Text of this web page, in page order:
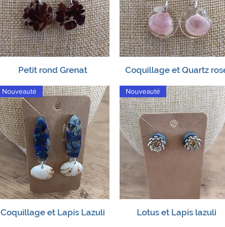
Aperçu rapide
Petit rond Grenat Aperçu rapide
Coquillage et Quartz
Aperçu rapide
Nouveauté
Coquillage et Lapis Lazuli Aperçu rapide
Nouveauté
Lotus et Lapis lazuli